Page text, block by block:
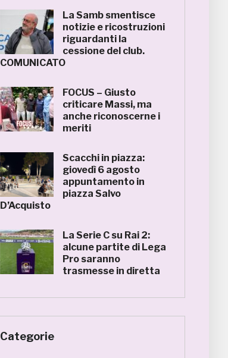
La Samb smentisce
notizie e ricostruzioni
riguardanti la
cessione del club.
COMUNICATO
FOCUS – Giusto
criticare Massi, ma
anche riconoscerne i
meriti
Scacchi in piazza:
giovedì 6 agosto
appuntamento in
piazza Salvo
D’Acquisto
La Serie C su Rai 2:
alcune partite di Lega
Pro saranno
trasmesse in diretta
Categorie